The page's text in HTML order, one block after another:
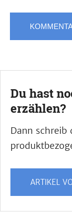
Du hast
erzählen?
Dann schreib
ARTIKEL